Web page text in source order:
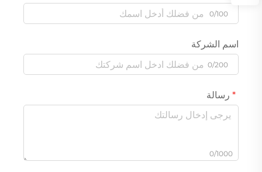
0/100
اسم الشركة
0/200
رسالة
0/1000